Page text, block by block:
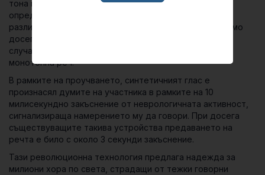
тона при задаване на въпроси, акцентиране върху
определени думи и дори напяване на мелодии в три
различни тоналности. Това е огромен напредък спрямо
досегашните подобни системи, които в най-добрия
случай можеха да възпроизвеждат единствено
монотонна реч.
В рамките на проучването, синтетичният глас е
произнасял думите на участника в рамките на 10
милисекундно закъснение от неврологичната активност,
сигнализираща намерението му да говори. При досега
съществуващите такива устройства предаването на
речта е било с около 3 секунди закъснение.
Тази революционна технология предлага надежда за
милиони хора по света, страдащи от тежки говорни